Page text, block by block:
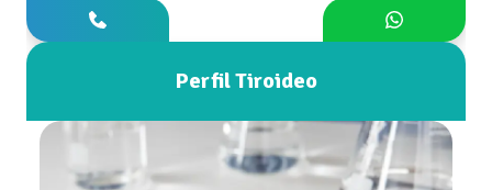
Perfil Tiroideo